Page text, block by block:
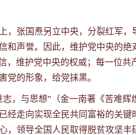
，张国焘另立中央，分裂红军，
和声誉。
因此，维护党中央的
，维护党中央的权威；每一位共
党的形象，给党抹黑。
，与思想”（金一南著《苦难辉
经走向实现全民共同富裕的关键
，领导全国人民取得脱贫攻坚丰